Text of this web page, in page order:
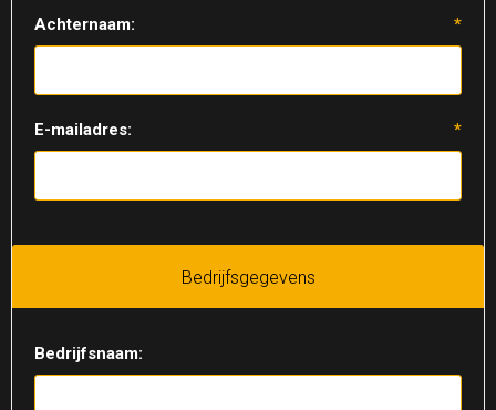
Achternaam: *
E-mailadres: *
Bedrijfsgegevens
Bedrijfsnaam: